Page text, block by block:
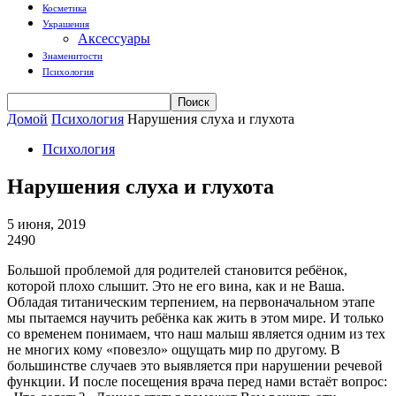
Косметика
Украшения
Аксессуары
Знаменитости
Психология
Домой Психология Нарушения слуха и глухота
Психология
Нарушения слуха и глухота
5 июня, 2019
2490
Большой проблемой для родителей становится ребёнок,
которой плохо слышит. Это не его вина, как и не Ваша.
Обладая титаническим терпением, на первоначальном этапе
мы пытаемся научить ребёнка как жить в этом мире. И только
со временем понимаем, что наш малыш является одним из тех
не многих кому «повезло» ощущать мир по другому. В
большинстве случаев это выявляется при нарушении речевой
функции. И после посещения врача перед нами встаёт вопрос: